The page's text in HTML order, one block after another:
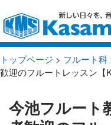
トップページ > フルート科
歓迎のフルートレッスン【
今池フルート